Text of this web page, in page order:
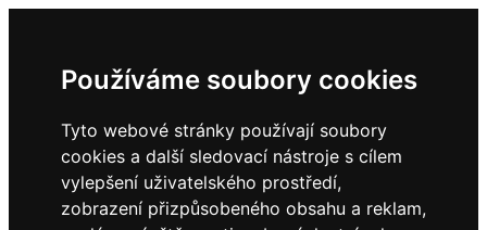
Používáme soubory cookies
Tyto webové stránky používají soubory
cookies a další sledovací nástroje s cílem
vylepšení uživatelského prostředí,
zobrazení přizpůsobeného obsahu a reklam,